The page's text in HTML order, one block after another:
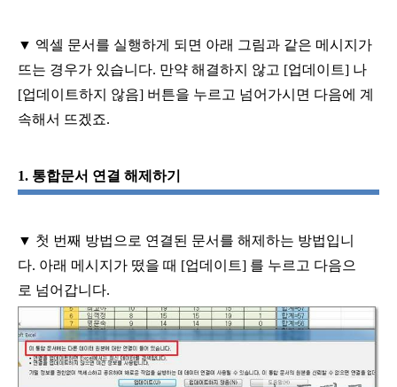
▼ 엑셀 문서를 실행하게 되면 아래 그림과 같은 메시지가
뜨는 경우가 있습니다. 만약 해결하지 않고 [업데이트] 나
[업데이트하지 않음] 버튼을 누르고 넘어가시면 다음에 계
속해서 뜨겠죠.
1. 통합문서 연결 해제하기
▼ 첫 번째 방법으로 연결된 문서를 해제하는 방법입니
다. 아래 메시지가 떴을 때 [업데이트] 를 누르고 다음으
로 넘어갑니다.